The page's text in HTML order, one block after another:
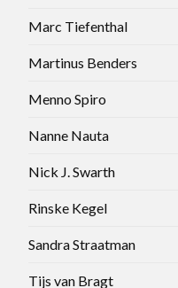
Marc Tiefenthal
Martinus Benders
Menno Spiro
Nanne Nauta
Nick J. Swarth
Rinske Kegel
Sandra Straatman
Tijs van Bragt